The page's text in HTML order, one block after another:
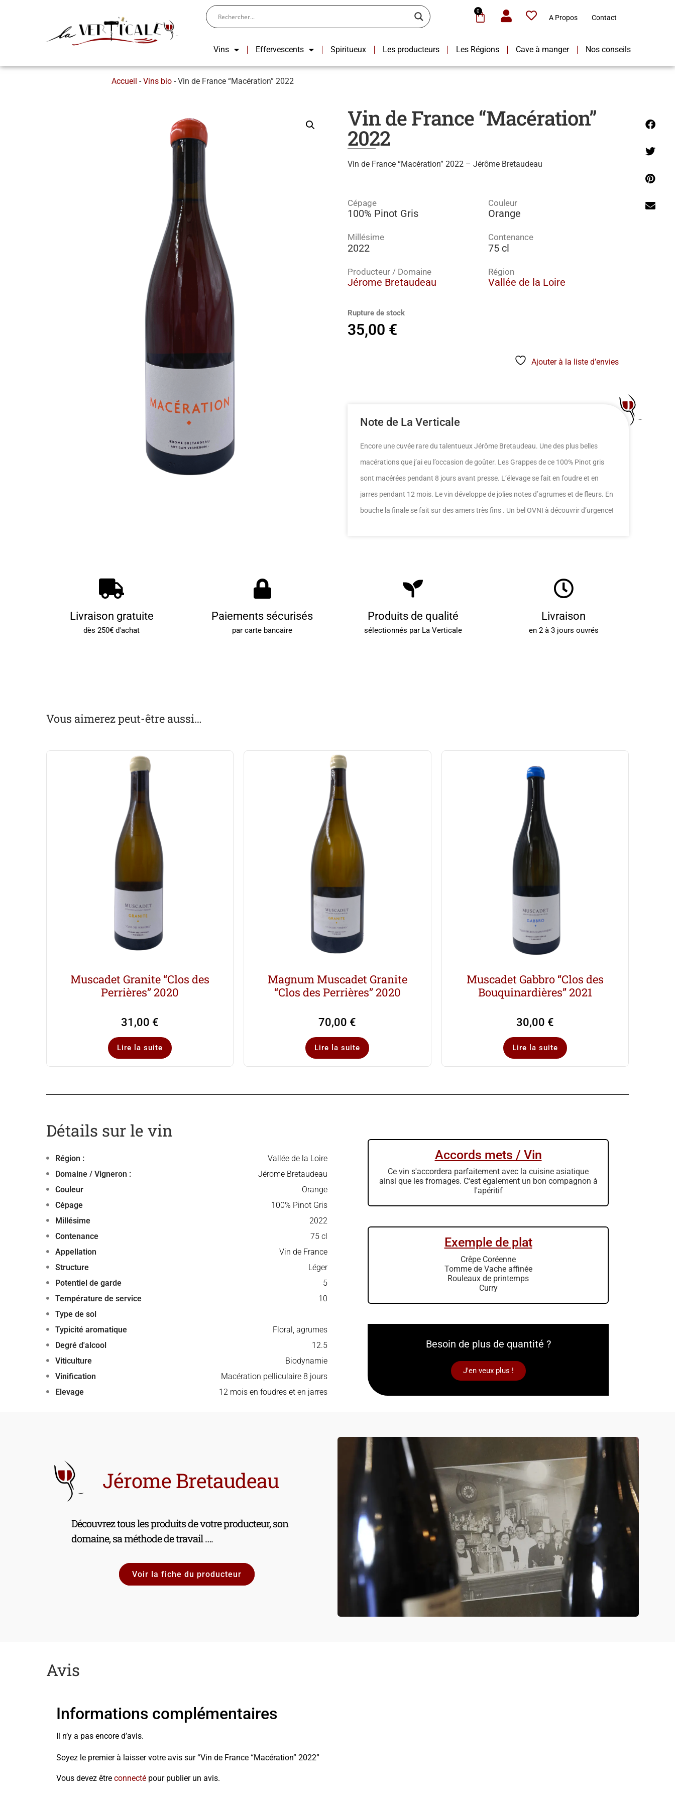
0
A Propos Contact
Vins Effervescents Spiritueux Les producteurs Les Régions Cave à manger Nos conseils
Accueil - Vins bio - Vin de France “Macération” 2022
Vin de France “Macération”
2022
Vin de France “Macération” 2022 – Jérôme Bretaudeau
Cépage
100% Pinot Gris
Couleur
Orange
Millésime
2022
Contenance
75 cl
Producteur / Domaine
Jérome Bretaudeau
Région
Vallée de la Loire
Rupture de stock
35,00 €
Ajouter à la liste d’envies
Note de La Verticale
Encore une cuvée rare du talentueux Jérôme Bretaudeau. Une des plus belles
macérations que j’ai eu l’occasion de goûter. Les Grappes de ce 100% Pinot gris
sont macérées pendant 8 jours avant presse. L’élevage se fait en foudre et en
jarres pendant 12 mois. Le vin développe de jolies notes d’agrumes et de fleurs. En
bouche la finale se fait sur des amers très fins . Un bel OVNI à découvrir d’urgence!
Livraison gratuite
dès 250€ d'achat
Paiements sécurisés
par carte bancaire
Produits de qualité
sélectionnés par La Verticale
Livraison
en 2 à 3 jours ouvrés
Vous aimerez peut-être aussi…
Muscadet Granite “Clos des
Perrières” 2020
31,00 €
Lire la suite
Magnum Muscadet Granite
“Clos des Perrières” 2020
70,00 €
Lire la suite
Muscadet Gabbro “Clos des
Bouquinardières” 2021
30,00 €
Lire la suite
Détails sur le vin
Région :
Vallée de la Loire
Domaine / Vigneron :
Jérome Bretaudeau
Couleur
Orange
Cépage
100% Pinot Gris
Millésime
2022
Contenance
75 cl
Appellation
Vin de France
Structure
Léger
Potentiel de garde
5
Température de service
10
Type de sol
Typicité aromatique
Floral, agrumes
Degré d'alcool
12.5
Viticulture
Biodynamie
Vinification
Macération pelliculaire 8 jours
Elevage
12 mois en foudres et en jarres
Accords mets / Vin
Ce vin s'accordera parfaitement avec la cuisine asiatique
ainsi que les fromages. C'est également un bon compagnon à
l'apéritif
Exemple de plat
Crêpe Coréenne
Tomme de Vache affinée
Rouleaux de printemps
Curry
Besoin de plus de quantité ?
J'en veux plus !
Jérome Bretaudeau
Découvrez tous les produits de votre producteur, son
domaine, sa méthode de travail ….
Avis
Informations complémentaires
Il n’y a pas encore d’avis.
Soyez le premier à laisser votre avis sur “Vin de France “Macération” 2022”
Vous devez être connecté pour publier un avis.